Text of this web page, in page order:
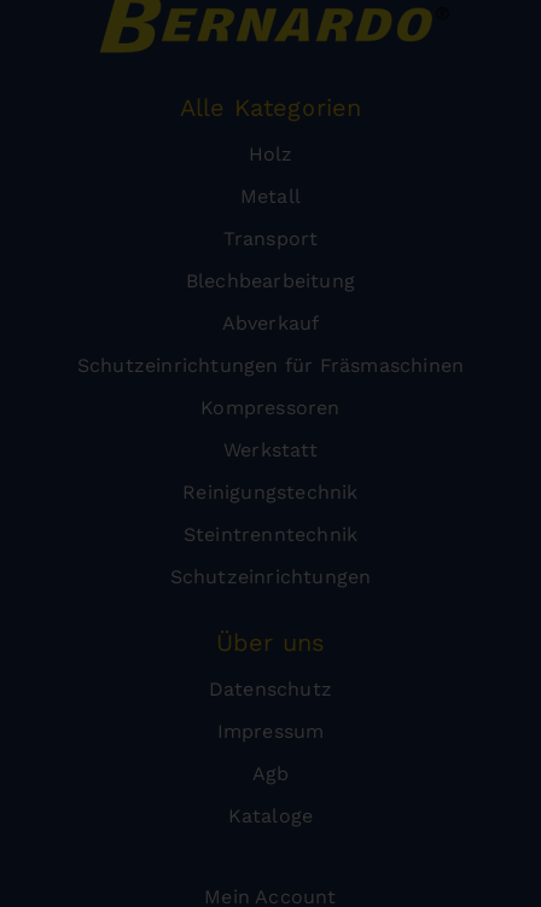
Alle Kategorien
Holz
Metall
Transport
Blechbearbeitung
Abverkauf
Schutzeinrichtungen für Fräsmaschinen
Kompressoren
Werkstatt
Reinigungstechnik
Steintrenntechnik
Schutzeinrichtungen
Über uns
Datenschutz
Impressum
Agb
Kataloge
Mein Account